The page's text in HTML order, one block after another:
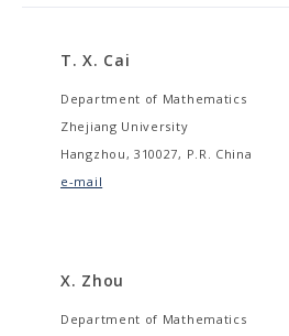
T. X. Cai
Department of Mathematics
Zhejiang University
Hangzhou, 310027, P.R. China
e-mail
X. Zhou
Department of Mathematics